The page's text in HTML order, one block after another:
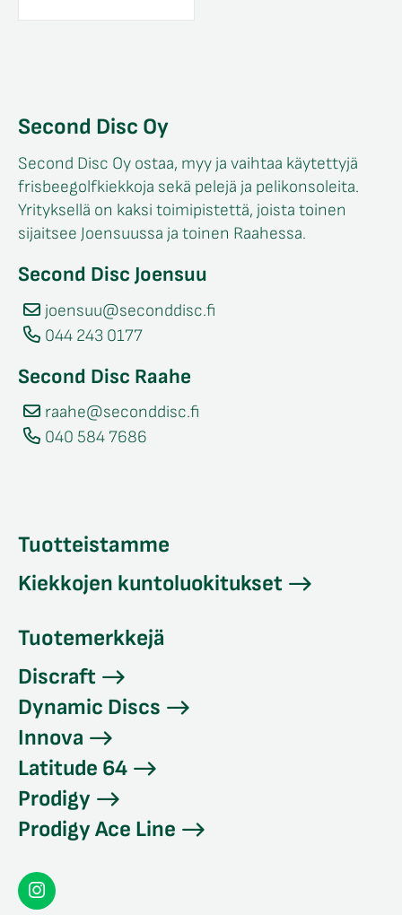
Second Disc Oy
Second Disc Oy ostaa, myy ja vaihtaa käytettyjä
frisbeegolfkiekkoja sekä pelejä ja pelikonsoleita.
Yrityksellä on kaksi toimipistettä, joista toinen
sijaitsee Joensuussa ja toinen Raahessa.
Second Disc Joensuu
joensuu@seconddisc.fi
044 243 0177
Second Disc Raahe
raahe@seconddisc.fi
040 584 7686
Tuotteistamme
Kiekkojen kuntoluokitukset
Tuotemerkkejä
Discraft
Dynamic Discs
Innova
Latitude 64
Prodigy
Prodigy Ace Line
Seconddisc